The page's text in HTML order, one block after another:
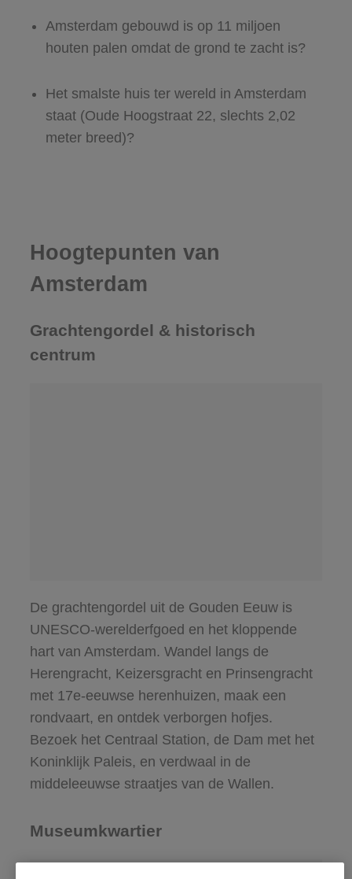
Amsterdam gebouwd is op 11 miljoen
houten palen omdat de grond te zacht is?
Het smalste huis ter wereld in Amsterdam
staat (Oude Hoogstraat 22, slechts 2,02
meter breed)?
Hoogtepunten van
Amsterdam
Grachtengordel & historisch
centrum
De grachtengordel uit de Gouden Eeuw is
UNESCO-werelderfgoed en het kloppende
hart van Amsterdam. Wandel langs de
Herengracht, Keizersgracht en Prinsengracht
met 17e-eeuwse herenhuizen, maak een
rondvaart, en ontdek verborgen hofjes.
Bezoek het Centraal Station, de Dam met het
Koninklijk Paleis, en verdwaal in de
middeleeuwse straatjes van de Wallen.
Museumkwartier